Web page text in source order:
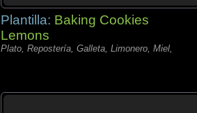
Plantilla: Baking Cookies
Lemons
Plato, Repostería, Galleta, Limonero, Miel,